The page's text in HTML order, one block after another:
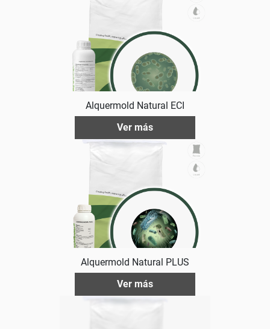
Alquermold Natural ECI
Ver más
Alquermold Natural PLUS
Ver más